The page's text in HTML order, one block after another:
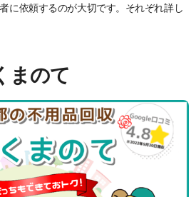
に依頼するのが大切です。それぞれ詳し
まのて